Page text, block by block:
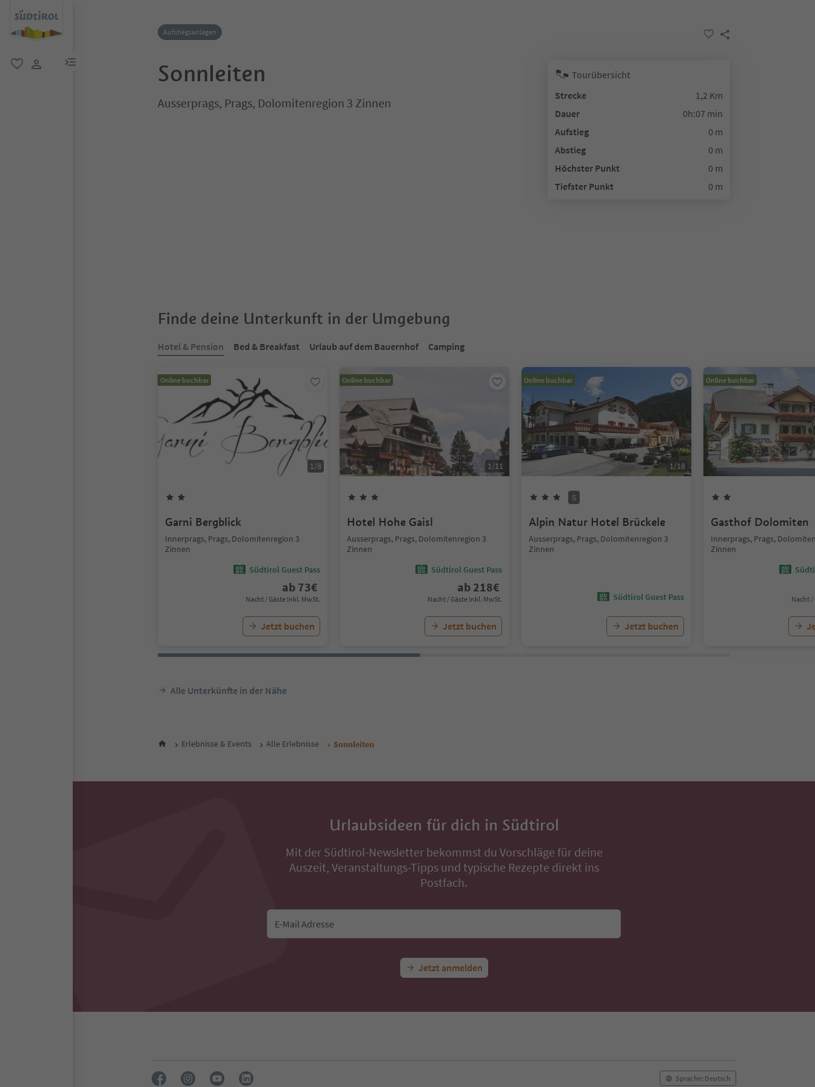
menu link
Aufstiegsanlagen
Sonnleiten
Ausserprags, Prags, Dolomitenregion 3 Zinnen
Tourübersicht
Strecke
1,2 Km
Dauer
0h:07 min
Aufstieg
0 m
Abstieg
0 m
Höchster Punkt
0 m
Tiefster Punkt
0 m
Finde deine Unterkunft in der Umgebung
Hotel & Pension Bed & Breakfast Urlaub auf dem Bauernhof Camping
Online buchbar
1/8
Garni Bergblick
Innerprags, Prags, Dolomitenregion 3
Zinnen
Südtirol Guest Pass
ab 73€
Nacht / Gäste Inkl. MwSt.
Jetzt buchen
Online buchbar
1/11
Hotel Hohe Gaisl
Ausserprags, Prags, Dolomitenregion 3
Zinnen
Südtirol Guest Pass
ab 218€
Nacht / Gäste Inkl. MwSt.
Jetzt buchen
Online buchbar
1/18
S
Alpin Natur Hotel Brückele
Ausserprags, Prags, Dolomitenregion 3
Zinnen
Südtirol Guest Pass
Jetzt buchen
Online buchbar
Gasthof Dolomiten
Innerprags, Prags,
Zinnen
Nacht /
Alle Unterkünfte in der Nähe
Erlebnisse & Events Alle Erlebnisse Sonnleiten
Urlaubsideen für dich in Südtirol
Mit der Südtirol-Newsletter bekommst du Vorschläge für deine
Auszeit, Veranstaltungs-Tipps und typische Rezepte direkt ins
Postfach.
E-Mail Adresse
Jetzt anmelden
Sprache: Deutsch